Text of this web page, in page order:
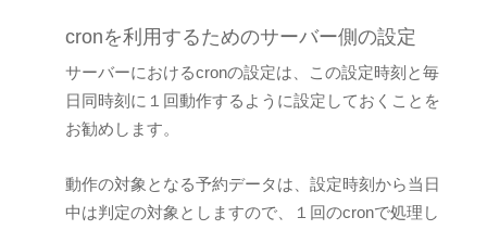
cronを利用するためのサーバー側の設定
サーバーにおけるcronの設定は、この設定時刻と毎
日同時刻に１回動作するように設定しておくことを
お勧めします。
動作の対象となる予約データは、設定時刻から当日
中は判定の対象としますので、１回のcronで処理し